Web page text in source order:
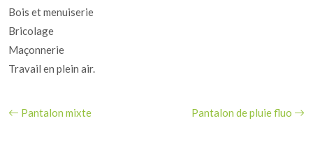
Bois et menuiserie
Bricolage
Maçonnerie
Travail en plein air.
Pantalon mixte Pantalon de pluie fluo